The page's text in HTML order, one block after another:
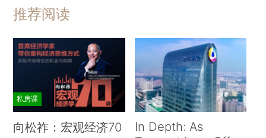
推荐阅读
私房课
向松祚：宏观经济70
In Depth: As